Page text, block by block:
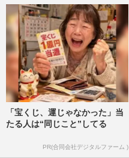
「宝くじ、運じゃなかった」当
たる人は“同じこと”してる
PR(合同会社デジタルファーム )